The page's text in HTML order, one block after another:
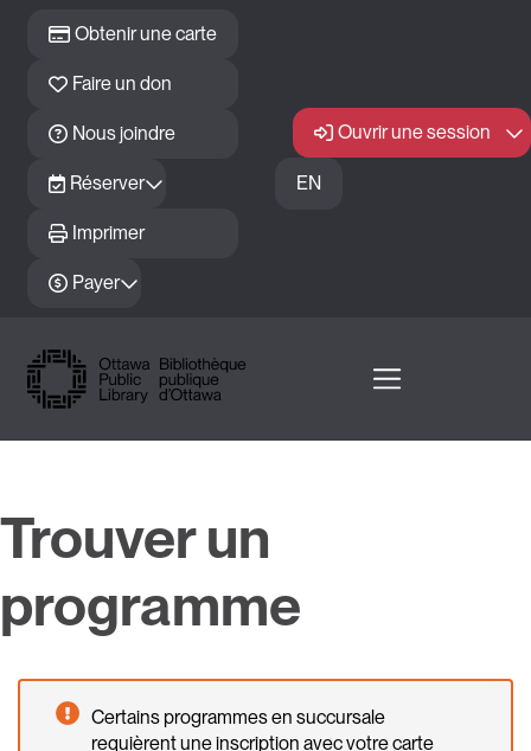
Obtenir une carte
Faire un don
Nous joindre
Réserver
Imprimer
Payer
Ouvrir une session
EN
Trouver un
programme
Certains programmes en succursale
requièrent une inscription avec votre carte